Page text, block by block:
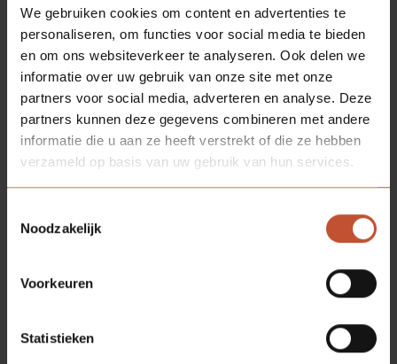
We gebruiken cookies om content en advertenties te
personaliseren, om functies voor social media te bieden
en om ons websiteverkeer te analyseren. Ook delen we
informatie over uw gebruik van onze site met onze
partners voor social media, adverteren en analyse. Deze
partners kunnen deze gegevens combineren met andere
informatie die u aan ze heeft verstrekt of die ze hebben
verzameld op basis van uw gebruik van hun services.
Noodzakelijk
Voorkeuren
Statistieken